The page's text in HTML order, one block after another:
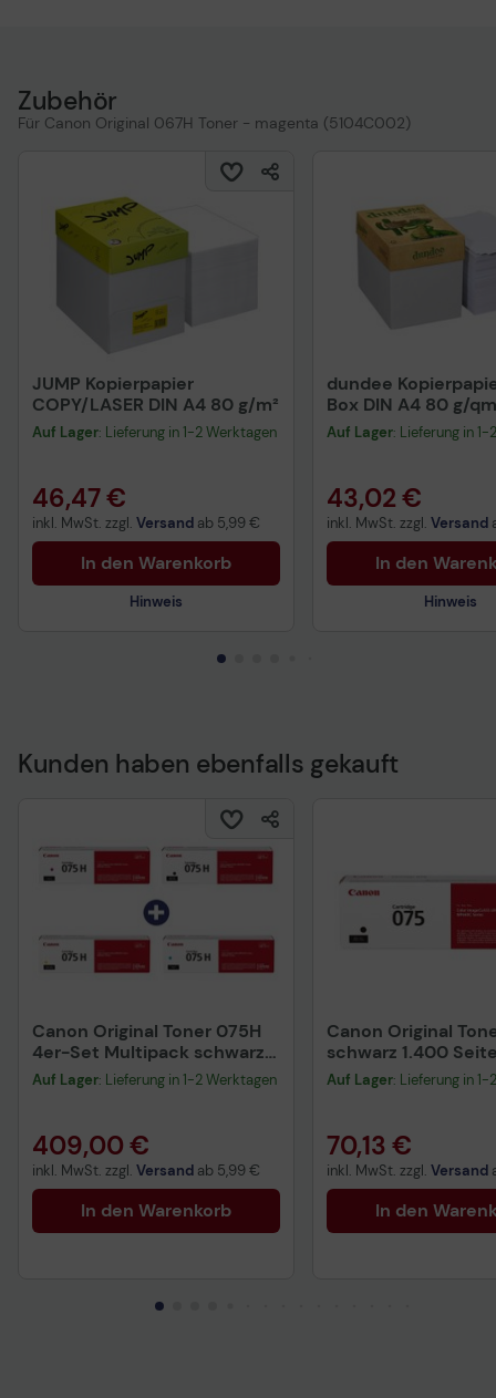
Zubehör
Für Canon Original 067H Toner - magenta (5104C002)
JUMP Kopierpapier
COPY/LASER DIN A4 80 g/m²
Auf Lager: Lieferung in 1-2 Werktagen
46,47 €
inkl. MwSt. zzgl. Versand ab 5,99 €
In den Warenkorb
Hinweis
dundee
Box DIN A4 80 g/
Blatt
Auf Lager: Lieferung in
43,02 €
inkl. MwSt. zzgl. Versand
In den
Hinweis
Kunden haben ebenfalls gekauft
Canon Original Toner 075H
4er-Set Multipack schwarz,
cyan, magenta, gelb
6369C002, 6368C002,
Auf Lager: Lieferung in 1-2 Werktagen
409,00 €
inkl. MwSt. zzgl. Versand ab 5,99 €
In den Warenkorb
Canon Original
schwarz 1.400
(6365C002)
Auf Lager: Lieferung in
70,13 €
inkl. MwSt. zzgl. Versand
In den